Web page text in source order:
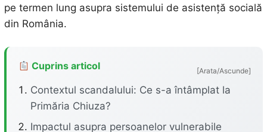
pe termen lung asupra sistemului de asistență socială
din România.
Cuprins articol [Arata/Ascunde]
Contextul scandalului: Ce s-a întâmplat la
Primăria Chiuza?
Impactul asupra persoanelor vulnerabile